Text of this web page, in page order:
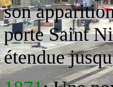
son
porte Saint
étendue